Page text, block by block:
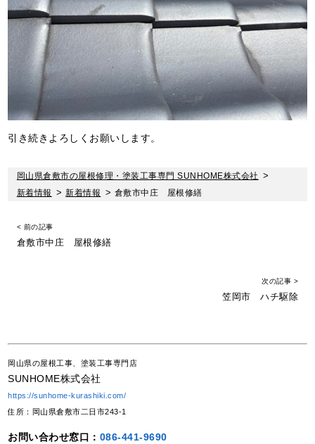
引き続きよろしくお願いします。
岡山県倉敷市の屋根修理・塗装工事専門 SUNHOME株式会社 >
新着情報 >新着情報 > 倉敷市中庄 屋根修繕
< 前の記事
倉敷市中庄 屋根修繕
次の記事 >
笠岡市 ハチ駆除
岡山県の屋根工事、塗装工事専門店
SUNHOME株式会社
https://sunhome-kurashiki.com/
住所：岡山県倉敷市二日市243-1
お問い合わせ窓口： 086-441-9690